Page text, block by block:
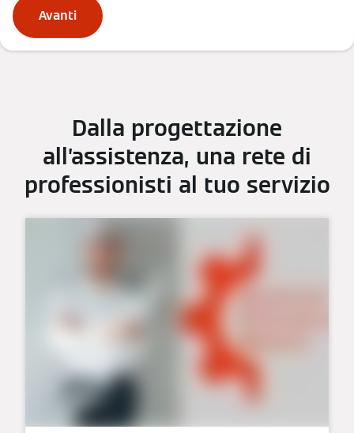
Avanti
Dalla progettazione
all’assistenza, una rete di
professionisti al tuo servizio